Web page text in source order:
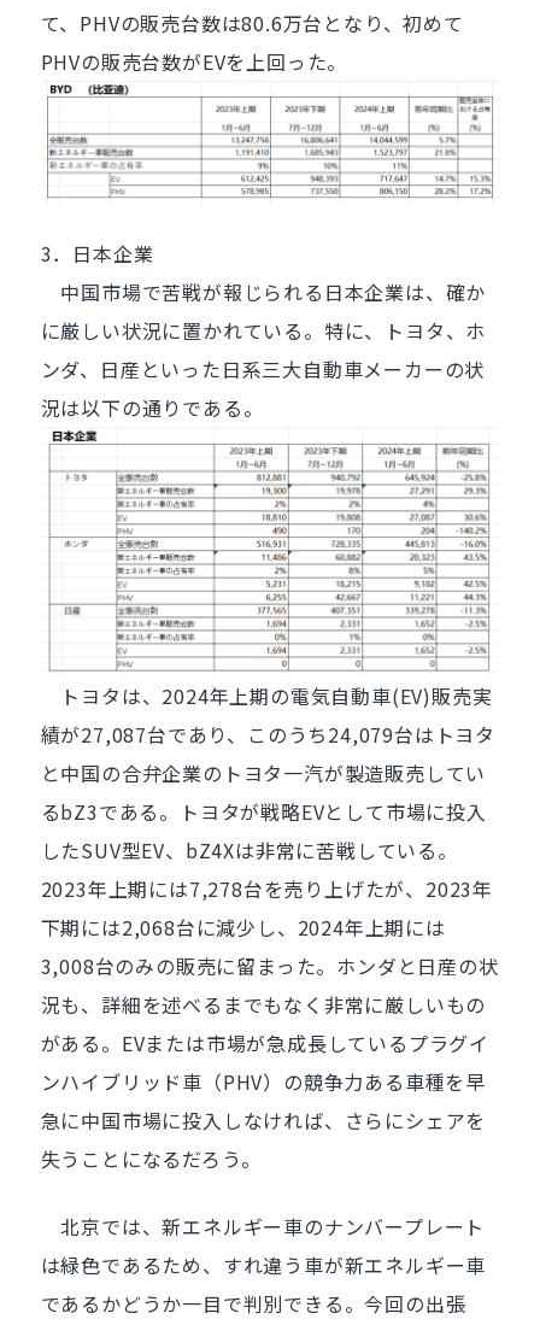
て、PHVの販売台数は80.6万台となり、初めて
PHVの販売台数がEVを上回った。
3．日本企業
中国市場で苦戦が報じられる日本企業は、確か
に厳しい状況に置かれている。特に、トヨタ、ホ
ンダ、日産といった日系三大自動車メーカーの状
況は以下の通りである。
トヨタは、2024年上期の電気自動車(EV)販売実
績が27,087台であり、このうち24,079台はトヨタ
と中国の合弁企業のトヨタ一汽が製造販売してい
るbZ3である。トヨタが戦略EVとして市場に投入
したSUV型EV、bZ4Xは非常に苦戦している。
2023年上期には7,278台を売り上げたが、2023年
下期には2,068台に減少し、2024年上期には
3,008台のみの販売に留まった。ホンダと日産の状
況も、詳細を述べるまでもなく非常に厳しいもの
がある。EVまたは市場が急成長しているプラグイ
ンハイブリッド車（PHV）の競争力ある車種を早
急に中国市場に投入しなければ、さらにシェアを
失うことになるだろう。
北京では、新エネルギー車のナンバープレート
は緑色であるため、すれ違う車が新エネルギー車
であるかどうか一目で判別できる。今回の出張